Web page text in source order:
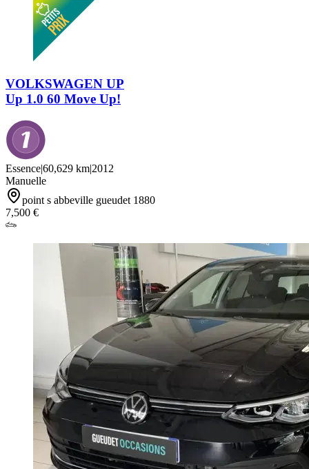
VOLKSWAGEN UP
Up 1.0 60 Move Up!
Essence|60,629 km|2012
Manuelle
point s abbeville gueudet 1880
7,500 €